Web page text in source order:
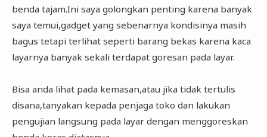
benda tajam.Ini saya golongkan penting karena banyak
saya temui,gadget yang sebenarnya kondisinya masih
bagus tetapi terlihat seperti barang bekas karena kaca
layarnya banyak sekali terdapat goresan pada layar.
Bisa anda lihat pada kemasan,atau jika tidak tertulis
disana,tanyakan kepada penjaga toko dan lakukan
pengujian langsung pada layar dengan menggoreskan